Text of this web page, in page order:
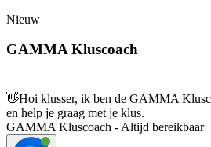
Nieuw
GAMMA Kluscoach
👋Hoi klusser, ik ben de GAMMA
en help je graag met je klus.
GAMMA Kluscoach - Altijd bereikbaar